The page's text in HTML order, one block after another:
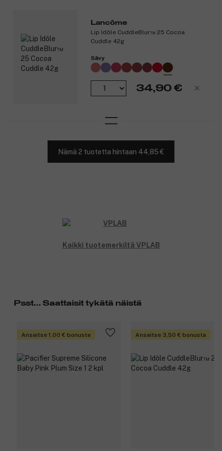
Lancôme
Lip Idôle CuddleBlur™ 25 Cocoa
Cuddle 42g
Sävy
34,90 €
Nämä 2 tuotetta hintaan 44,85 €
Kaikki tuotemerkiltä VPLAB
Psst... Saattaisit tykätä näistä
Ansaitse 1,00 € bonusta Ansaitse 3,50 € bonusta